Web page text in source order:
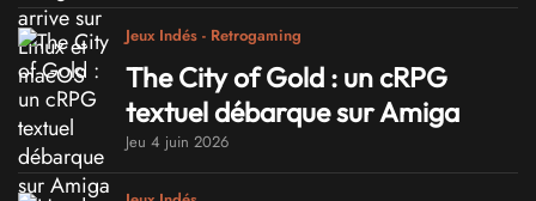
Jeux Indés - Retrogaming
The City of Gold : un cRPG
textuel débarque sur Amiga
Jeu 4 juin 2026